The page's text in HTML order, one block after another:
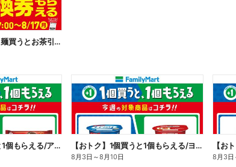
【無料引換券!】焼き麺買うとお茶引換券貰える!
【おトク】1個買うと1個もらえる/アイス 【おトク】1個買うと1個もらえる/ヨーグルト
8月3日 ～8月10日
【お
8月3日